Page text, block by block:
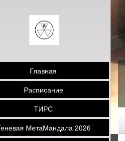
Главная
Расписание
ТИРС
МетаМандала 2026